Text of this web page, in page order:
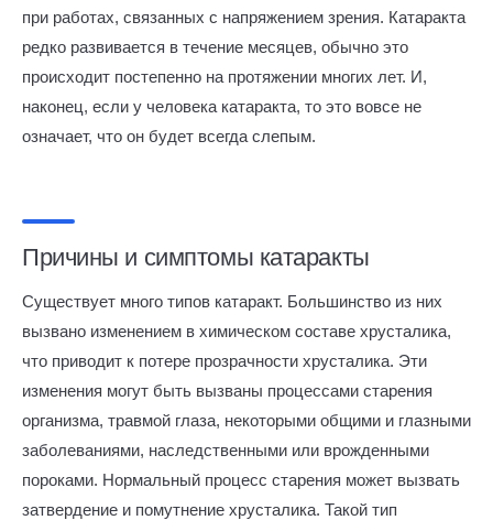
при работах, связанных с напряжением зрения. Катаракта
редко развивается в течение месяцев, обычно это
происходит постепенно на протяжении многих лет. И,
наконец, если у человека катаракта, то это вовсе не
означает, что он будет всегда слепым.
Причины и симптомы катаракты
Существует много типов катаракт. Большинство из них
вызвано изменением в химическом составе хрусталика,
что приводит к потере прозрачности хрусталика. Эти
изменения могут быть вызваны процессами старения
организма, травмой глаза, некоторыми общими и глазными
заболеваниями, наследственными или врожденными
пороками. Нормальный процесс старения может вызвать
затвердение и помутнение хрусталика. Такой тип